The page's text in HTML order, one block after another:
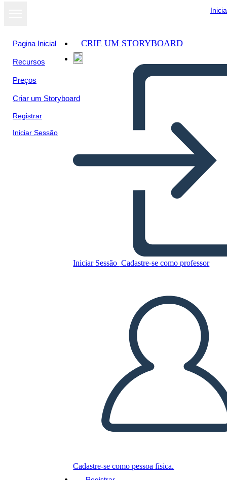
Pagina Inicial
Recursos
Preços
Criar um Storyboard
Registrar
Iniciar Sessão
CRIE UM STORYBOARD
Iniciar Sessão Cadastre-se como professor
Cadastre-se como pessoa física.
REPRODUZIR APRESENTAÇÃO DE SLIDES
LEIA PRA MIM
Ver como
apresentação